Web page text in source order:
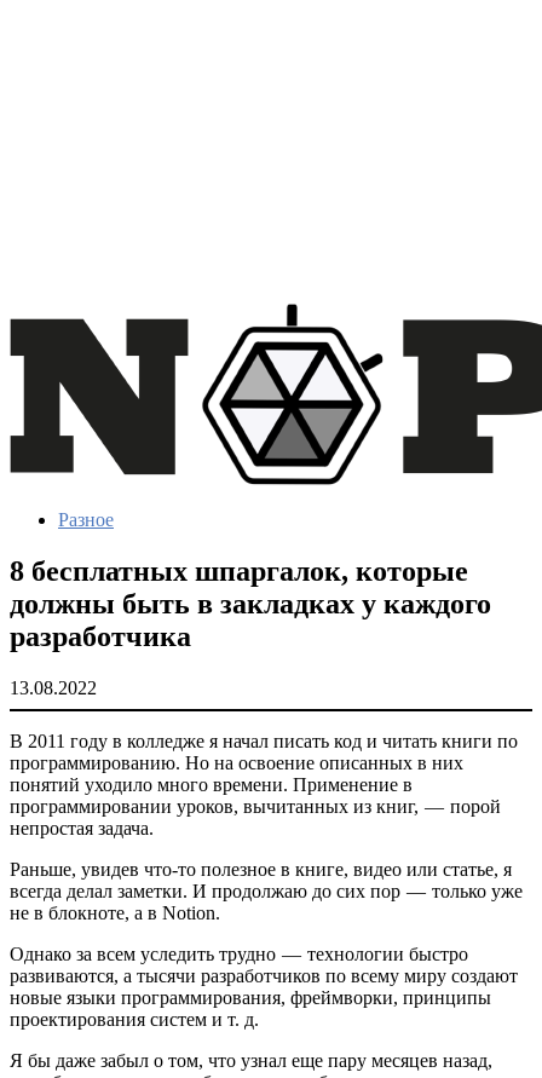
Разное
8 бесплатных шпаргалок, которые
должны быть в закладках у каждого
разработчика
13.08.2022
В 2011 году в колледже я начал писать код и читать книги по
программированию. Но на освоение описанных в них
понятий уходило много времени. Применение в
программировании уроков, вычитанных из книг, — порой
непростая задача.
Раньше, увидев что-то полезное в книге, видео или статье, я
всегда делал заметки. И продолжаю до сих пор — только уже
не в блокноте, а в Notion.
Однако за всем уследить трудно — технологии быстро
развиваются, а тысячи разработчиков по всему миру создают
новые языки программирования, фреймворки, принципы
проектирования систем и т. д.
Я бы даже забыл о том, что узнал еще пару месяцев назад,